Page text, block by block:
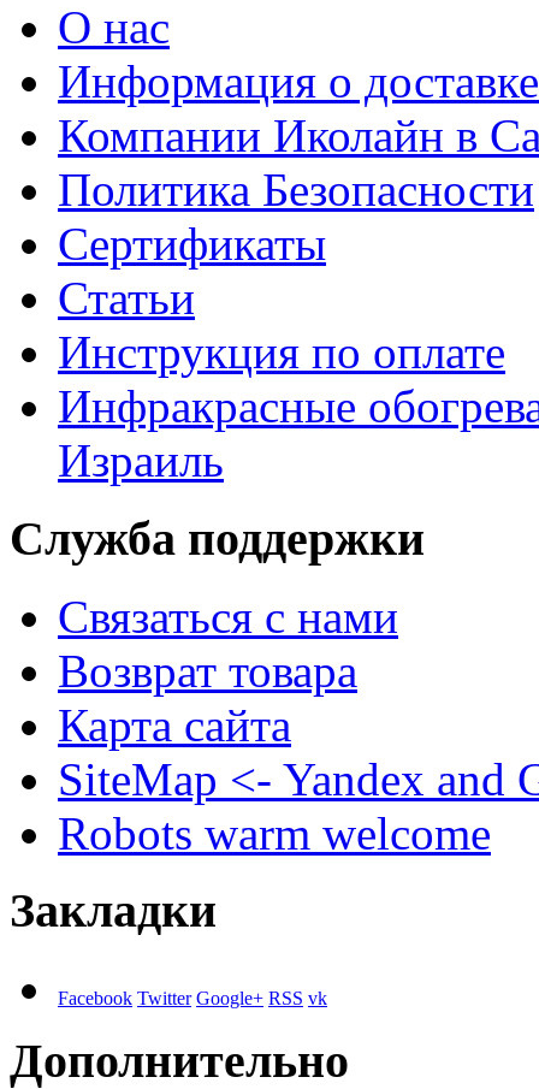
О нас
Информация о доставке
Компании Иколайн в
Политика Безопасности
Сертификаты
Статьи
Инструкция по оплате
Инфракрасные
Израиль
Служба поддержки
Связаться с нами
Возврат товара
Карта сайта
SiteMap <- Yandex and
Robots warm welcome
Закладки
Facebook Twitter Google+ RSS vk
Дополнительно